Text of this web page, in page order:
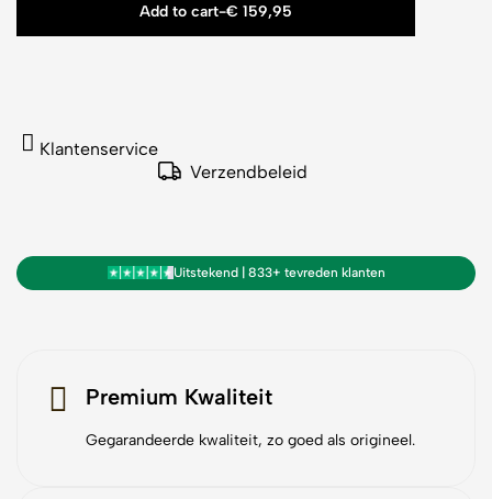
Add to cart-€ 159,95
Klantenservice
Verzendbeleid
Uitstekend | 833+ tevreden klanten
Premium Kwaliteit
Gegarandeerde kwaliteit, zo goed als origineel.